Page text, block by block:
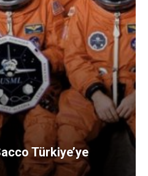
Türkiye’ye